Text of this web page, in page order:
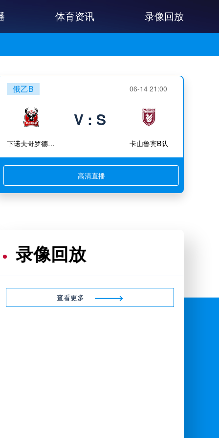
体育资讯 录像回放
俄乙B 06-14 21:00
下诺夫哥罗德胜利
V : S
卡山鲁宾B队
高清直播
录像回放
查看更多